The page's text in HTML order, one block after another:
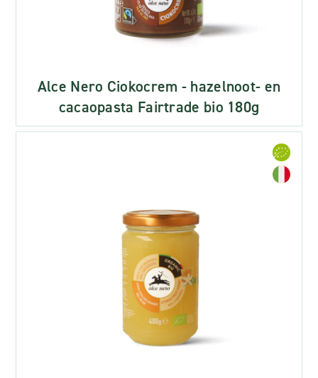
Alce Nero Ciokocrem - hazelnoot- en
cacaopasta Fairtrade bio 180g